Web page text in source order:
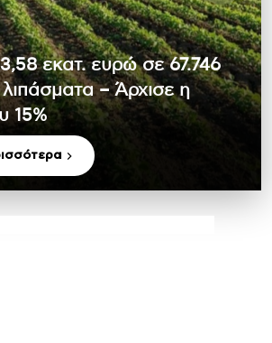
εκατ. ευρώ σε 67.746
– Άρχισε η
15%